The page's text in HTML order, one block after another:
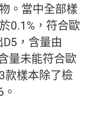
。當中全部樣
0.1%，符合歐
，含量由
量未能符合歐
款樣本除了檢